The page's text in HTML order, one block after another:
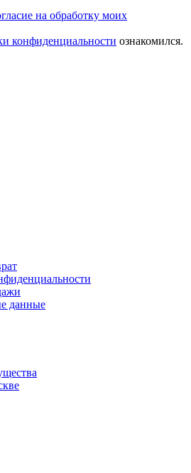
на обработку моих
конфиденциальности ознакомился.
данные